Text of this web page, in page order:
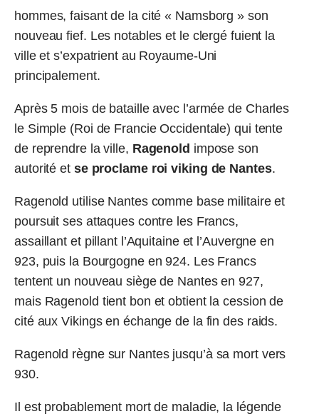
hommes, faisant de la cité « Namsborg » son
nouveau fief. Les notables et le clergé fuient la
ville et s’expatrient au Royaume-Uni
principalement.
Après 5 mois de bataille avec l’armée de Charles
le Simple (Roi de Francie Occidentale) qui tente
de reprendre la ville, Ragenold impose son
autorité et se proclame roi viking de Nantes.
Ragenold utilise Nantes comme base militaire et
poursuit ses attaques contre les Francs,
assaillant et pillant l’Aquitaine et l’Auvergne en
923, puis la Bourgogne en 924. Les Francs
tentent un nouveau siège de Nantes en 927,
mais Ragenold tient bon et obtient la cession de
cité aux Vikings en échange de la fin des raids.
Ragenold règne sur Nantes jusqu’à sa mort vers
930.
Il est probablement mort de maladie, la légende